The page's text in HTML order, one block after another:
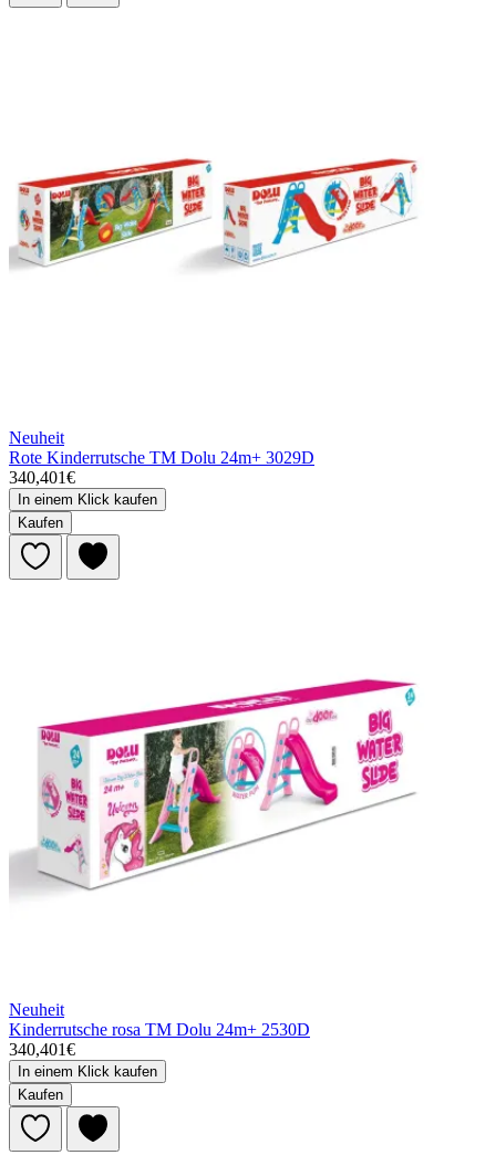
Neuheit
Rote Kinderrutsche TM Dolu 24m+ 3029D
340,401€
In einem Klick kaufen
Kaufen
Neuheit
Kinderrutsche rosa TM Dolu 24m+ 2530D
340,401€
In einem Klick kaufen
Kaufen